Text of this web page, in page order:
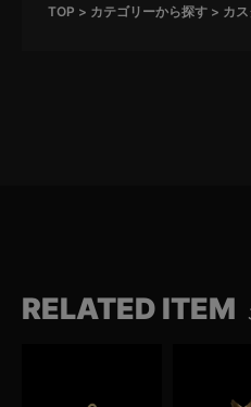
TOP
カテゴリーから探す カ
RELATED ITEM